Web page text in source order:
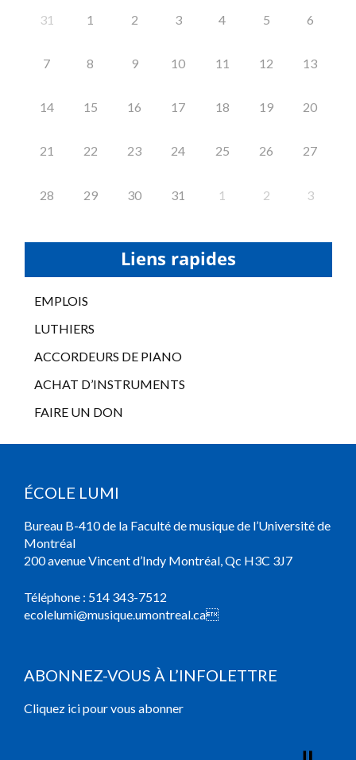
31 1 2 3 4 5 6
7 8 9 10 11 12 13
14 15 16 17 18 19 20
21 22 23 24 25 26 27
28 29 30 31 1 2 3
Liens rapides
EMPLOIS
LUTHIERS
ACCORDEURS DE PIANO
ACHAT D’INSTRUMENTS
FAIRE UN DON
ÉCOLE LUMI
Bureau B-410 de la Faculté de musique de l’Université de
Montréal
200 avenue Vincent d’Indy Montréal, Qc H3C 3J7
Téléphone : 514 343-7512
ecolelumi@musique.umontreal.ca
ABONNEZ-VOUS À L’INFOLETTRE
Cliquez ici pour vous abonner